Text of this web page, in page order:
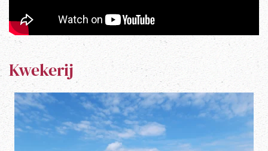
Kwekerij